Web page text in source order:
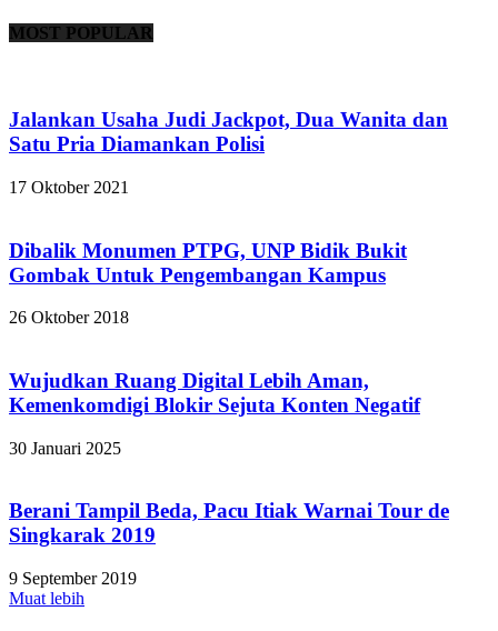
MOST POPULAR
Jalankan Usaha Judi Jackpot, Dua Wanita dan
Satu Pria Diamankan Polisi
17 Oktober 2021
Dibalik Monumen PTPG, UNP Bidik Bukit
Gombak Untuk Pengembangan Kampus
26 Oktober 2018
Wujudkan Ruang Digital Lebih Aman,
Kemenkomdigi Blokir Sejuta Konten Negatif
30 Januari 2025
Berani Tampil Beda, Pacu Itiak Warnai Tour de
Singkarak 2019
9 September 2019
Muat lebih